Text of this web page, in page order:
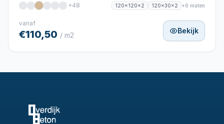
+48 120x120x2 120x30x2 +6 maten
vanaf
€110,50 / m2
Bekijk